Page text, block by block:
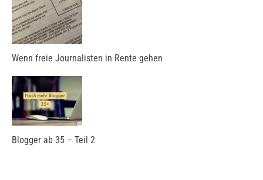
Wenn freie Journalisten in Rente gehen
Blogger ab 35 – Teil 2